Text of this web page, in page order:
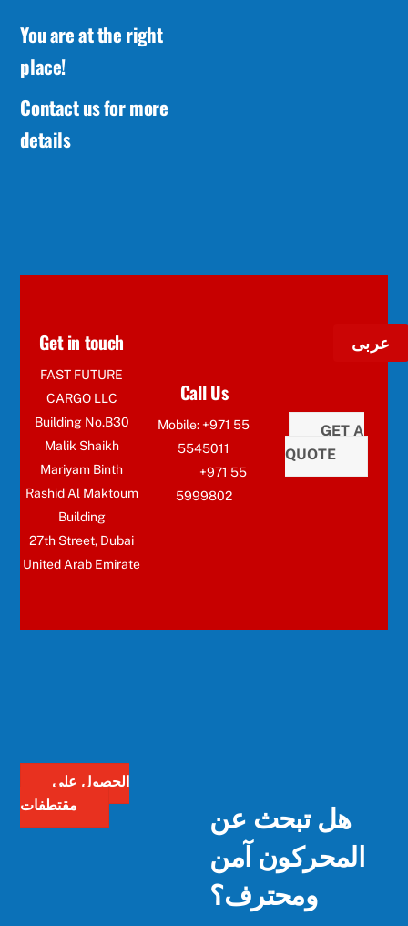
You are at the right
place!
Contact us for more
details
Get in touch
FAST FUTURE
CARGO LLC
Building No.B30
Malik Shaikh
Mariyam Binth
Rashid Al Maktoum
Building
27th Street, Dubai
United Arab Emirate
Call Us
Mobile: +971 55
5545011
+971 55
5999802
GET A
QUOTE
الحصول على
مقتطفات
هل تبحث عن
المحركون آمن
ومحترف؟
عربى